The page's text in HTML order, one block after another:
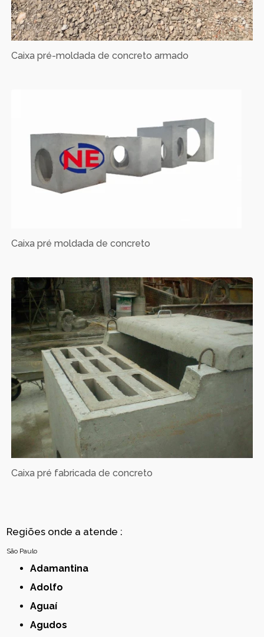
Caixa pré-moldada de concreto armado
Caixa pré moldada de concreto
Caixa pré fabricada de concreto
Regiões onde a atende :
São Paulo
Adamantina
Adolfo
Aguaí
Agudos